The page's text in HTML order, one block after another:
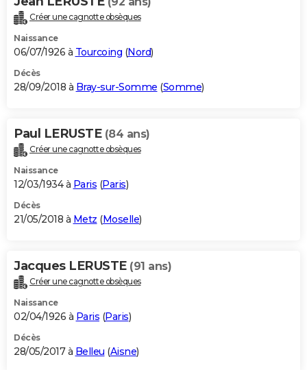
Créer une cagnotte obsèques
Naissance
06/07/1926 à Tourcoing (Nord)
Décès
28/09/2018 à Bray-sur-Somme (Somme)
Paul LERUSTE (84 ans)
Créer une cagnotte obsèques
Naissance
12/03/1934 à Paris (Paris)
Décès
21/05/2018 à Metz (Moselle)
Jacques LERUSTE (91 ans)
Créer une cagnotte obsèques
Naissance
02/04/1926 à Paris (Paris)
Décès
28/05/2017 à Belleu (Aisne)